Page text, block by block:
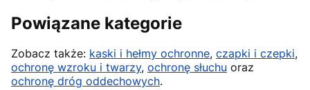
Powiązane kategorie
Zobacz także: kaski i hełmy ochronne, czapki i czepki,
ochronę wzroku i twarzy, ochronę słuchu oraz
ochronę dróg oddechowych.